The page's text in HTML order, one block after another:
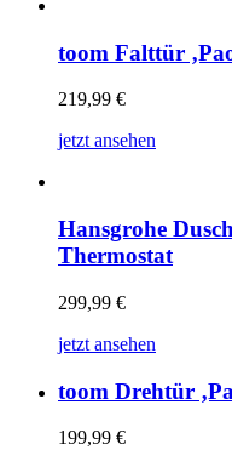
toom Falttür
219,99 €
jetzt ansehen
Hansgrohe
Thermostat
299,99 €
jetzt ansehen
toom Drehtür
199,99 €